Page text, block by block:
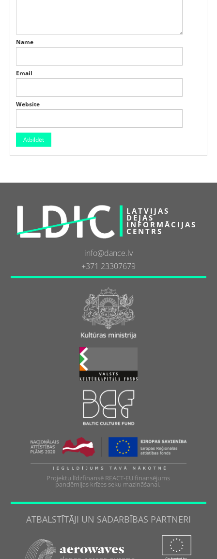
Name
Email
Website
LATVIJAS
DEJAS
INFORMĀCIJAS
CENTRS
info@dance.lv
+371 23307679
Projektu līdzfinansē REACT-EU finansējums
pandēmijas krīzes seku mazināšanai.
ATBALSTĪTĀJI UN SADARBĪBAS PARTNERI